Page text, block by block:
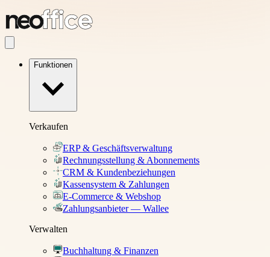
Funktionen
Verkaufen
ERP & Geschäftsverwaltung
Rechnungsstellung & Abonnements
CRM & Kundenbeziehungen
Kassensystem & Zahlungen
E-Commerce & Webshop
Zahlungsanbieter — Wallee
Verwalten
Buchhaltung & Finanzen